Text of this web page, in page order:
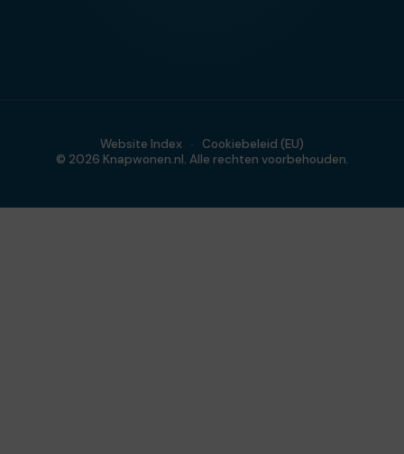
© 2026 Knapwonen.nl. Alle rechten voorbehouden.
Website Index Cookiebeleid (EU)